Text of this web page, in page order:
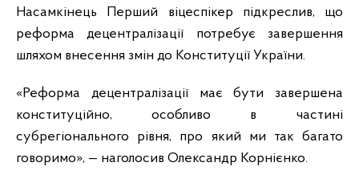
Насамкінець Перший віцеспікер підкреслив, що
реформа децентралізації потребує завершення
шляхом внесення змін до Конституції України.
«Реформа децентралізації має бути завершена
конституційно, особливо в частині
субрегіонального рівня, про який ми так багато
говоримо», — наголосив Олександр Корнієнко.